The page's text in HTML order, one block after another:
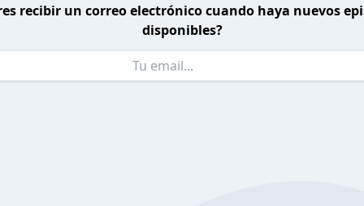
recibir un correo electrónico cuando haya nuevos
disponibles?